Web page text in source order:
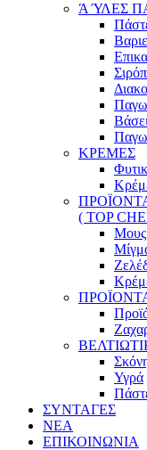
Ά ΎΛΕΣ
ΚΡΕΜΕΣ
( TOP
Μους
Υγρά
ΣΥΝΤΑΓΕΣ
ΝΕΑ
ΕΠΙΚΟΙΝΩΝΙΑ